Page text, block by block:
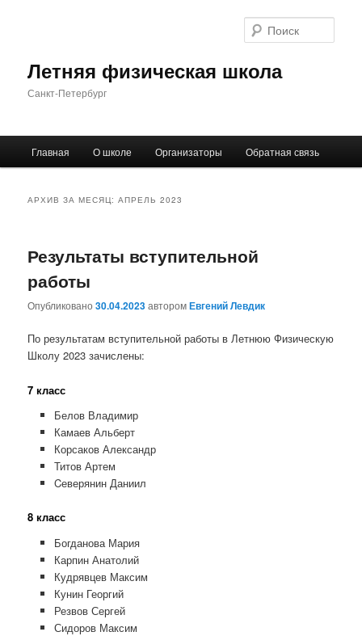
Летняя физическая школа
Санкт-Петербург
Перейти
содержимому
Перейти
содержимому
Главная О школе Организаторы Обратная связь
АРХИВ ЗА МЕСЯЦ:АПРЕЛЬ 2023
Результаты вступительной
работы
Опубликовано30.04.2023авторомЕвгений Левдик
По результатам вступительной работы в Летнюю Физическую
Школу 2023 зачислены:
7 класс
Белов Владимир
Камаев Альберт
Корсаков Александр
Титов Артем
Cеверянин Даниил
8 класс
Богданова Мария
Карпин Анатолий
Кудрявцев Максим
Кунин Георгий
Резвов Сергей
Сидоров Максим